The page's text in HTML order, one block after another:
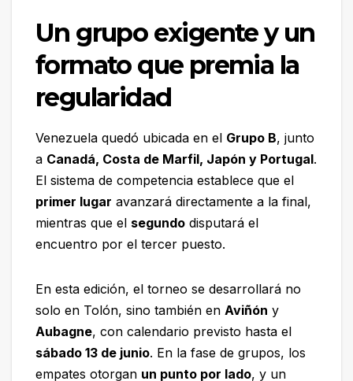
Un grupo exigente y un
formato que premia la
regularidad
Venezuela quedó ubicada en el Grupo B, junto
a Canadá, Costa de Marfil, Japón y Portugal.
El sistema de competencia establece que el
primer lugar avanzará directamente a la final,
mientras que el segundo disputará el
encuentro por el tercer puesto.
En esta edición, el torneo se desarrollará no
solo en Tolón, sino también en Aviñón y
Aubagne, con calendario previsto hasta el
sábado 13 de junio. En la fase de grupos, los
empates otorgan un punto por lado, y un